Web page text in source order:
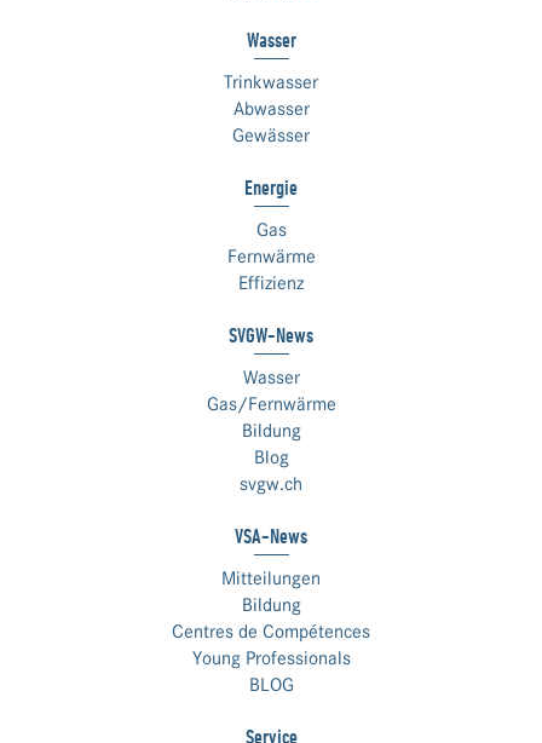
Wasser
Trinkwasser
Abwasser
Gewässer
Energie
Gas
Fernwärme
Effizienz
SVGW-News
Wasser
Gas/Fernwärme
Bildung
Blog
svgw.ch
VSA-News
Mitteilungen
Bildung
Centres de Compétences
Young Professionals
BLOG
Service